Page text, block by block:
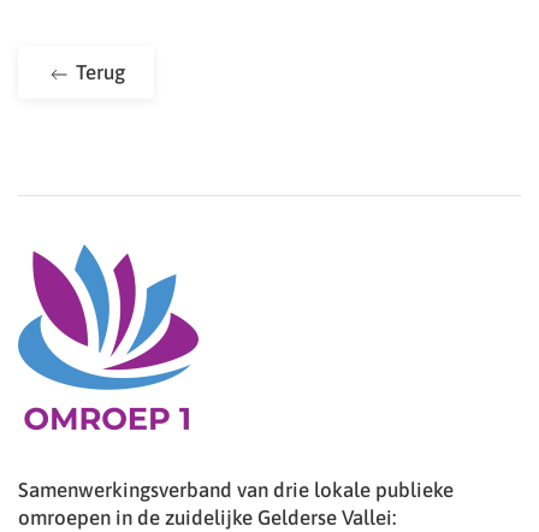
Terug
Samenwerkingsverband van drie lokale publieke
omroepen in de zuidelijke Gelderse Vallei: